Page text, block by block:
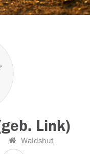
Link)
Waldshut